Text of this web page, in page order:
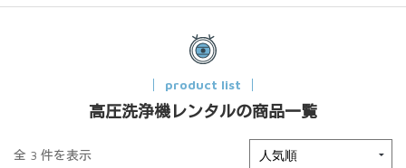
product list
高圧洗浄機レンタルの商品一覧
全 3 件を表示